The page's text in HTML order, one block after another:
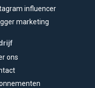
influencer
marketing
ons